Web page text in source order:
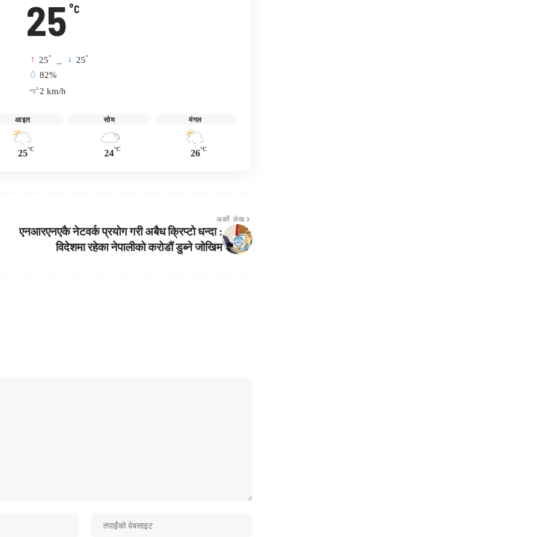
25 °C
25° 25°
82%
2 km/h
आइत
25°C
सोम
24°C
मंगल
26°C
अर्को लेख
एनआरएनएकै नेटवर्क प्रयोग गरी अबैध क्रिप्टो धन्दा :
विदेशमा रहेका नेपालीको करोडौं डुब्ने जोखिम